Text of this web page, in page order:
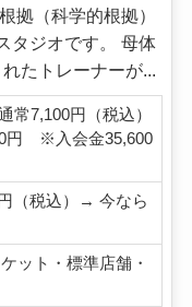
拠（科学的根拠）
タジオです。 母体
たトレーナーが...
常7,100円（税込）
円 ※入会金35,600
（税込）→ 今なら
ット・標準店舗・